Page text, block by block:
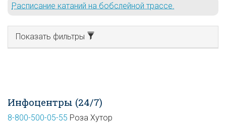
Расписание катаний на бобслейной трассе.
Показать фильтры
Инфоцентры (24/7)
8-800-500-05-55 Роза Хутор